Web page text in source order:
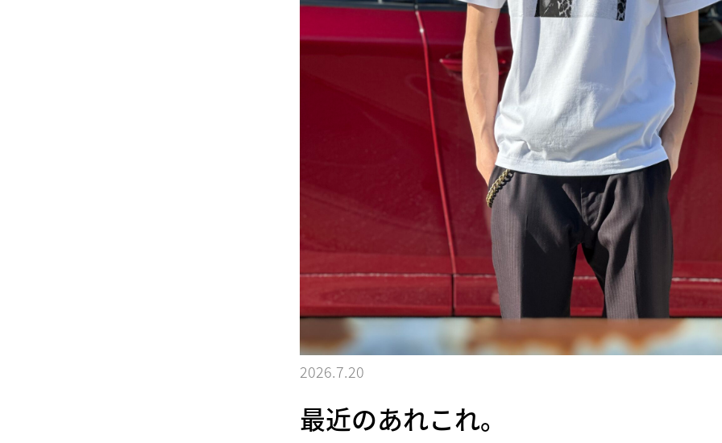
2026.7.20
最近のあれこれ。